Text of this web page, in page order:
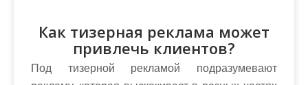
Как тизерная реклама может
привлечь клиентов?
Под тизерной рекламой подразумевают